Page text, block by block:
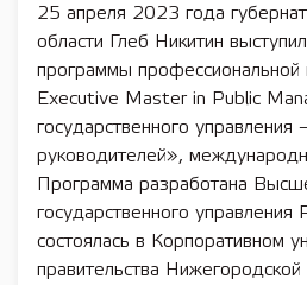
25 апреля 2023 года
области Глеб Никитин
программы профессиональной
Executive Master in Public
государственного управления
руководителей»,
Программа разработана
государственного
состоялась в Корпоративном
правительства Нижегородской